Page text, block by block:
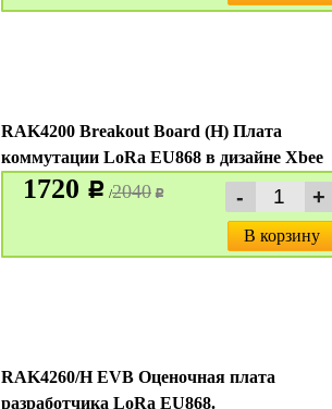
RAK4200 Breakout Board (H) Плата
коммутации LoRa EU868 в дизайне Xbee
1720 c /2040 c
В корзину
RAK4260/H EVB Оценочная плата
разработчика LoRa EU868.